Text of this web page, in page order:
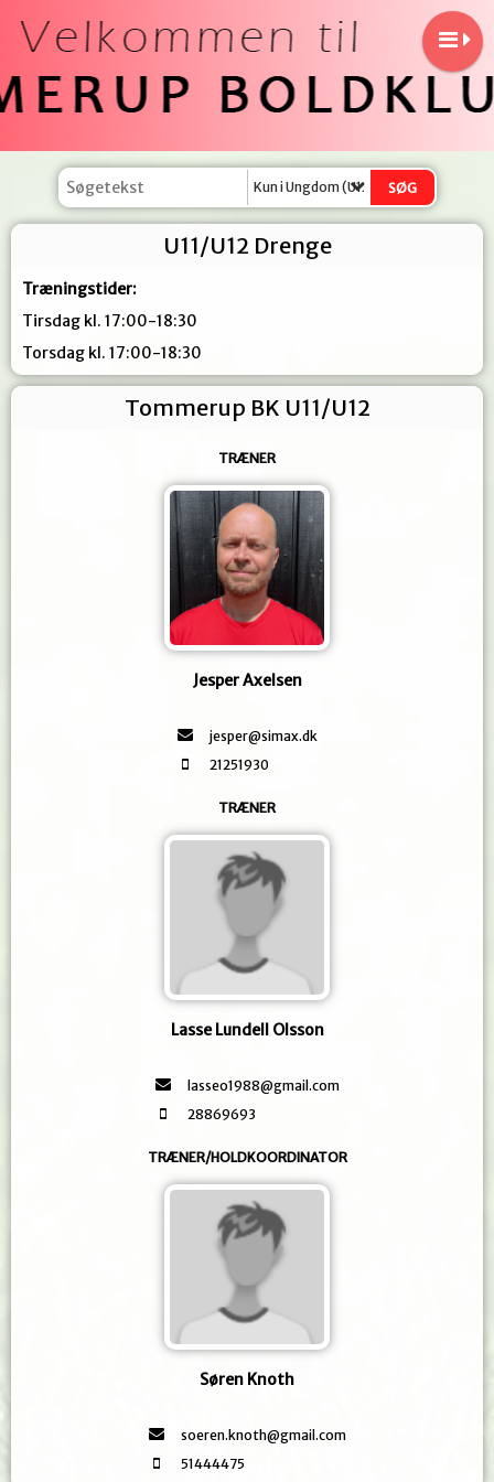
Kun i Ungdom (U12 - U19)
U11/U12 Drenge
Træningstider:
Tirsdag kl. 17:00-18:30
Torsdag kl. 17:00-18:30
Tommerup BK U11/U12
TRÆNER
Jesper Axelsen
jesper@simax.dk
21251930
TRÆNER
Lasse Lundell Olsson
lasseo1988@gmail.com
28869693
TRÆNER/HOLDKOORDINATOR
Søren Knoth
soeren.knoth@gmail.com
51444475